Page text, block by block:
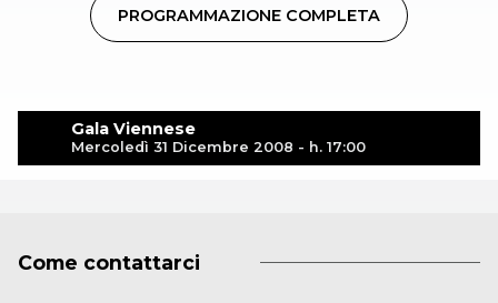
Gala Viennese
Mercoledì 31 Dicembre 2008 - h. 17:00
PROGRAMMAZIONE COMPLETA
Come contattarci